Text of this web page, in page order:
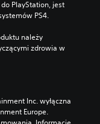
PlayStation, jest
PS4.
należy
zdrowia w
Inc. wyłączna
Europe.